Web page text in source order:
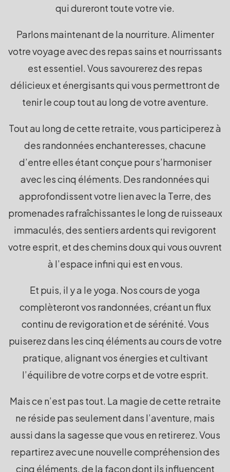
qui dureront toute votre vie.
Parlons maintenant de la nourriture. Alimenter
votre voyage avec des repas sains et nourrissants
est essentiel. Vous savourerez des repas
délicieux et énergisants qui vous permettront de
tenir le coup tout au long de votre aventure.
Tout au long de cette retraite, vous participerez à
des randonnées enchanteresses, chacune
d’entre elles étant conçue pour s’harmoniser
avec les cinq éléments. Des randonnées qui
approfondissent votre lien avec la Terre, des
promenades rafraîchissantes le long de ruisseaux
immaculés, des sentiers ardents qui revigorent
votre esprit, et des chemins doux qui vous ouvrent
à l’espace infini qui est en vous.
Et puis, il y a le yoga. Nos cours de yoga
complèteront vos randonnées, créant un flux
continu de revigoration et de sérénité. Vous
puiserez dans les cinq éléments au cours de votre
pratique, alignant vos énergies et cultivant
l’équilibre de votre corps et de votre esprit.
Mais ce n’est pas tout. La magie de cette retraite
ne réside pas seulement dans l’aventure, mais
aussi dans la sagesse que vous en retirerez. Vous
repartirez avec une nouvelle compréhension des
cinq éléments, de la façon dont ils influencent